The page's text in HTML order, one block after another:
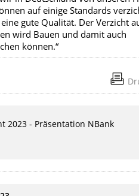
auf einige Standards
gute Qualität. Der Verzicht
wird Bauen und damit auch
können.“
2023 - Präsentation NBank